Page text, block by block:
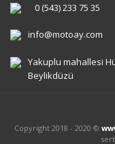
0 (543) 233 75 35
info@motoay.com
Yakuplu mahallesi
Beylikdüzü
Copyright 2018 - 2020 ©